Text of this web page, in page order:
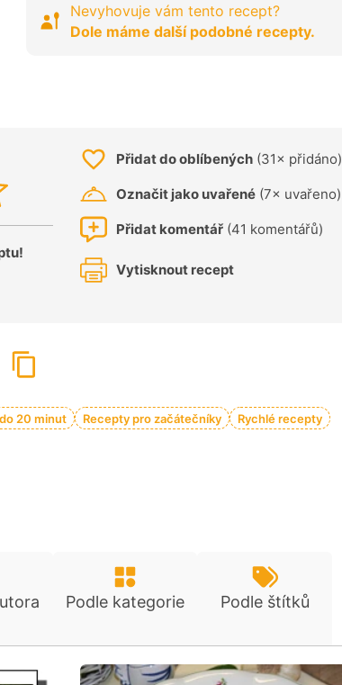
Nevyhovuje vám tento recept?
Dole máme další podobné recepty.
Přidat do oblíbených (31× přidáno)
Označit jako uvařené (7× uvařeno)
Přidat komentář (41 komentářů)
Vytisknout recept
20 minut Recepty pro začátečníky
Rychlé recepty
Podle kategorie Podle štítků